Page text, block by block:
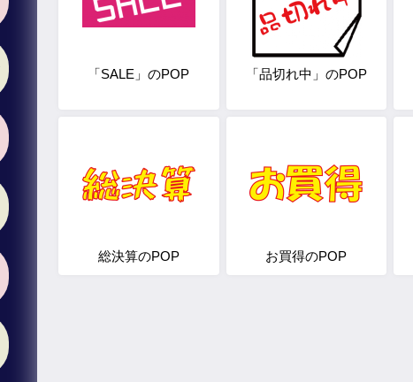
「SALE」のPOP 「品切れ中」のPOP
総決算のPOP お買得のPOP